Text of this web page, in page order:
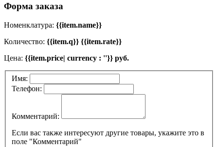
Форма заказа
Номенклатура: {{item.name}}
Количество: {{item.q}} {{item.rate}}
Цена: {{item.price| currency : ''}} руб.
Имя:
Телефон:
Комментарий:
Если вас также интересуют другие товары, укажите это в
поле "Комментарий"